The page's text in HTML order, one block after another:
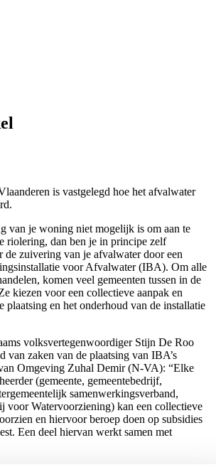
is vastgelegd hoe het afvalwater
van je woning niet mogelijk is om aan te
riolering, dan ben je in principe zelf
zuivering van je afvalwater door een
voor Afvalwater (IBA). Om alle
komen veel gemeenten tussen in de
kiezen voor een collectieve aanpak en
plaatsing en het onderhoud van de installatie
volksvertegenwoordiger Stijn De Roo
van zaken van de plaatsing van IBA’s
Omgeving Zuhal Demir (N-VA): “Elke
(gemeente, gemeentebedrijf,
samenwerkingsverband,
voor Watervoorziening) kan een collectieve
en hiervoor beroep doen op subsidies
Een deel hiervan werkt samen met
uitvoeringsplannen is er geen jaarlijkse